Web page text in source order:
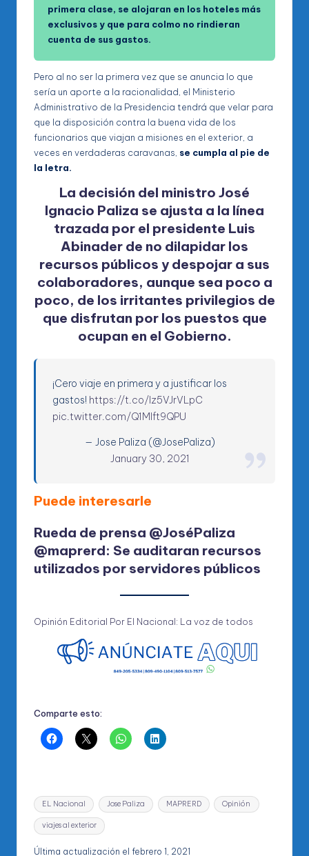
primera clase, se alojaran en los hoteles más
exclusivos y que para colmo no rindieran
cuenta de sus gastos.
Pero al no ser la primera vez que se anuncia lo que
sería un aporte a la racionalidad, el Ministerio
Administrativo de la Presidencia tendrá que velar para
que la disposición contra la buena vida de los
funcionarios que viajan a misiones en el exterior, a
veces en verdaderas caravanas, se cumpla al pie de
la letra.
La decisión del ministro José
Ignacio Paliza se ajusta a la línea
trazada por el presidente Luis
Abinader de no dilapidar los
recursos públicos y despojar a sus
colaboradores, aunque sea poco a
poco, de los irritantes privilegios de
que disfrutan por los puestos que
ocupan en el Gobierno.
¡Cero viaje en primera y a justificar los
gastos! https://t.co/lz5VJrVLpC
pic.twitter.com/Q1Mlft9QPU
— Jose Paliza (@JosePaliza)
January 30, 2021
Puede interesarle
Rueda de prensa @JoséPaliza
@maprerd: Se auditaran recursos
utilizados por servidores públicos
Opinión Editorial Por El Nacional: La voz de todos
Comparte esto:
Etiquetas:
EL Nacional Jose Paliza MAPRERD Opinión
viajes al exterior
Última actualización el febrero 1, 2021